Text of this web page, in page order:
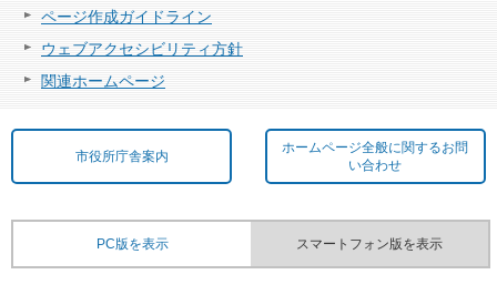
ページ作成ガイドライン
ウェブアクセシビリティ方針
関連ホームページ
市役所庁舎案内
ホームページ全般に関するお問
い合わせ
PC版を表示 スマートフォン版を表示